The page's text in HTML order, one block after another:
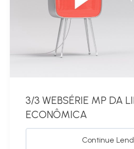
3/3 WEBSÉRIE MP DA
ECONÔMICA
Continue